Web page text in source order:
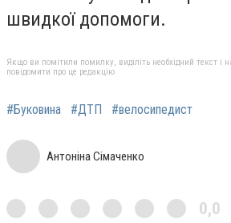
швидкої допомоги.
Якщо ви помітили помилку, виділіть необхідний текст і
повідомити про це редакцію
#Буковина #ДТП #велосипедист
Антоніна Сімаченко
0,0